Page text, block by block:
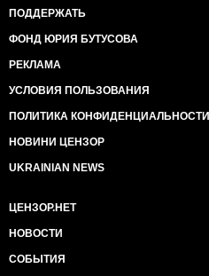
ПОДДЕРЖАТЬ
ФОНД ЮРИЯ БУТУСОВА
РЕКЛАМА
УСЛОВИЯ ПОЛЬЗОВАНИЯ
ПОЛИТИКА КОНФИДЕНЦИАЛЬНОСТИ
НОВИНИ ЦЕНЗОР
UKRAINIAN NEWS
ЦЕНЗОР.НЕТ
НОВОСТИ
СОБЫТИЯ